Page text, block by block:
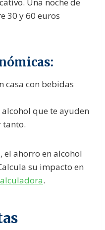
30 y 60 euros
casa con bebidas
que te ayuden
tanto.
el ahorro en alcohol
su impacto en
.